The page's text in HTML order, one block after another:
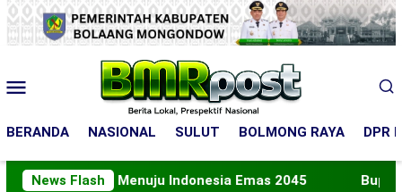
Loncat
ke
konten
Mobile
BERANDA NASIONAL SULUT BOLMONG RAYA DPR
News Flash
Menuju Indonesia Emas 2045 Bupati Boltara